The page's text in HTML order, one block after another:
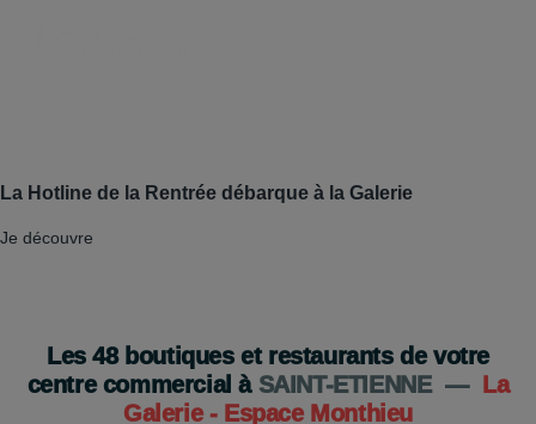
La Hotline de la Rentrée débarque à la Galerie
Je découvre
Les48boutiques et restaurants de votre
centre commercial à SAINT-ETIENNE —
La
Galerie - Espace Monthieu